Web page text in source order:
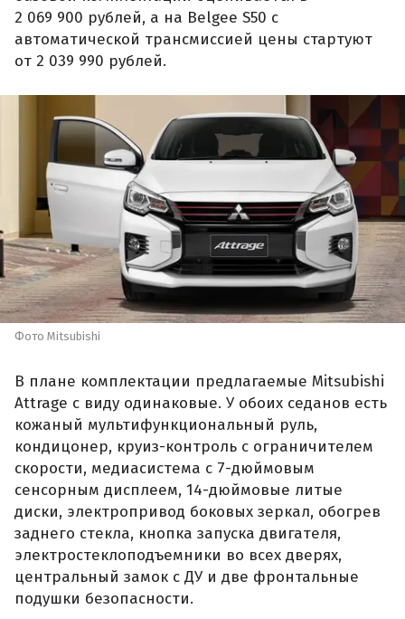
2 069 900 рублей, а на Belgee S50 с
автоматической трансмиссией цены стартуют
от 2 039 990 рублей.
Фото Mitsubishi
В плане комплектации предлагаемые Mitsubishi
Attrage с виду одинаковые. У обоих седанов есть
кожаный мультифункциональный руль,
кондицонер, круиз-контроль с ограничителем
скорости, медиасистема с 7-дюймовым
сенсорным дисплеем, 14-дюймовые литые
диски, электропривод боковых зеркал, обогрев
заднего стекла, кнопка запуска двигателя,
электростеклоподъемники во всех дверях,
центральный замок с ДУ и две фронтальные
подушки безопасности.